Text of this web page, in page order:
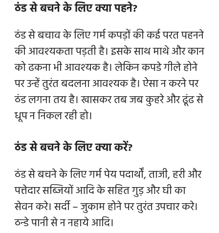
ठंड से बचने के लिए क्या पहने?
ठंड से बचाव के लिए गर्म कपड़ों की कई परत पहनने
की आवश्यकता पड़ती है। इसके साथ माथे और कान
को ढकना भी आवश्यक है। लेकिन कपडे गीले होने
पर उन्हें तुरंत बदलना आवश्यक है। ऐसा न करने पर
ठंड लगना तय है। खासकर तब जब कुहरे और ढूंढ से
धूप न निकल रही हो।
ठंड से बचने के लिए क्या करें?
ठंड से बचने के लिए गर्म पेय पदार्थों, ताजी, हरी और
पत्तेदार सब्जियों आदि के सहित गुड़ और घी का
सेवन करे। सर्दी – जुकाम होने पर तुरंत उपचार करे।
ठन्डे पानी से न नहाये आदि।